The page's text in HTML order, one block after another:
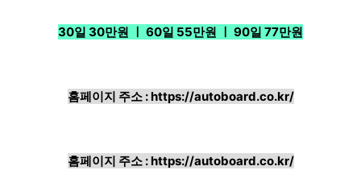
30일 30만원 ㅣ 60일 55만원 ㅣ 90일 77만원
홈페이지 주소 :https://autoboard.co.kr/
홈페이지 주소 :https://autoboard.co.kr/